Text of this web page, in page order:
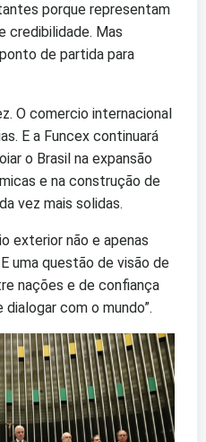
porque representam
credibilidade. Mas
de partida para
O comercio internacional
E a Funcex continuará
o Brasil na expansão
e na construção de
vez mais solidas.
exterior não e apenas
uma questão de visão de
nações e de confiança
com o mundo”.